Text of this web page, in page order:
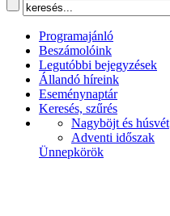
Programajánló
Beszámolóink
Legutóbbi bejegyzések
Állandó híreink
Eseménynaptár
Keresés, szűrés
Nagyböjt és húsvét
Adventi időszak
Ünnepkörök